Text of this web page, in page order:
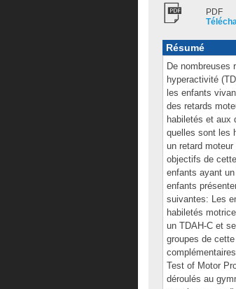
PDF
Résumé
De nombreuses
hyperactivité
les enfants
des retards
habiletés et aux
quelles sont les
un retard
objectifs de
enfants ayant
enfants
suivantes: Les
habiletés
un TDAH-C et
groupes de
Test of Motor
déroulés au